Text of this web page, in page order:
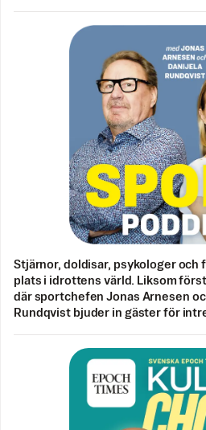
Stjärnor, doldisar, psykologer och
plats i idrottens värld. Liksom
där sportchefen Jonas Arnesen
Rundqvist bjuder in gäster för